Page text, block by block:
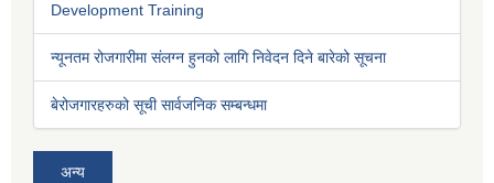
Development Training
न्यूनतम रोजगारीमा संलग्न हुनको लागि निवेदन दिने बारेको सूचना
बेरोजगारहरुको सूची सार्वजनिक सम्बन्धमा
अन्य